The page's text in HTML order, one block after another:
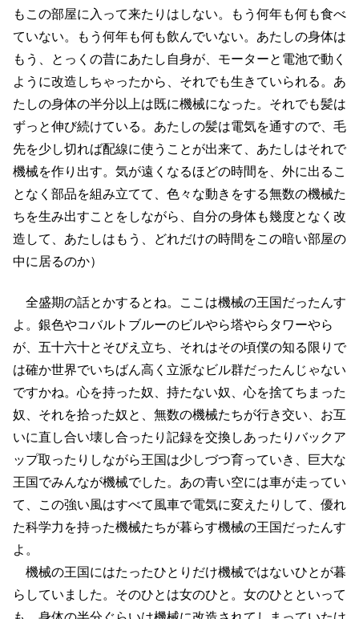
もこの部屋に入って来たりはしない。もう何年も何も食べ
ていない。もう何年も何も飲んでいない。あたしの身体は
もう、とっくの昔にあたし自身が、モーターと電池で動く
ように改造しちゃったから、それでも生きていられる。あ
たしの身体の半分以上は既に機械になった。それでも髪は
ずっと伸び続けている。あたしの髪は電気を通すので、毛
先を少し切れば配線に使うことが出来て、あたしはそれで
機械を作り出す。気が遠くなるほどの時間を、外に出るこ
となく部品を組み立てて、色々な動きをする無数の機械た
ちを生み出すことをしながら、自分の身体も幾度となく改
造して、あたしはもう、どれだけの時間をこの暗い部屋の
中に居るのか）
全盛期の話とかするとね。ここは機械の王国だったんす
よ。銀色やコバルトブルーのビルやら塔やらタワーやら
が、五十六十とそびえ立ち、それはその頃僕の知る限りで
は確か世界でいちばん高く立派なビル群だったんじゃない
ですかね。心を持った奴、持たない奴、心を捨てちまった
奴、それを拾った奴と、無数の機械たちが行き交い、お互
いに直し合い壊し合ったり記録を交換しあったりバックア
ップ取ったりしながら王国は少しづつ育っていき、巨大な
王国でみんなが機械でした。あの青い空には車が走ってい
て、この強い風はすべて風車で電気に変えたりして、優れ
た科学力を持った機械たちが暮らす機械の王国だったんす
よ。
機械の王国にはたったひとりだけ機械ではないひとが暮
らしていました。そのひとは女のひと。女のひとといって